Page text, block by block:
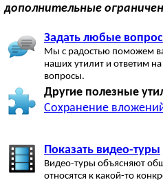
дополнительные
Задать любые
Мы с радостью поможем
наших утилит и ответим
вопросы.
Другие полезные
Сохранение
Показать видео-туры
Видео-туры объясняют
относятся к какой-то